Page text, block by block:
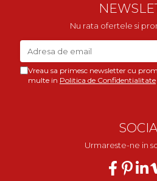
Nu rata ofertele si
Vreau sa primesc newsletter cu
multe in Politica de Confidentialitate
Urmareste-ne in